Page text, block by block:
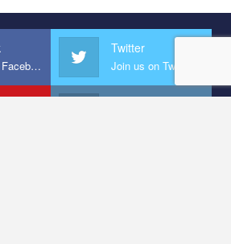
развития организации.
нас и помочь нам реализовать
насилием и дискриминацией на почве
Join us on Facebook
Twitter
Join us on Twitter